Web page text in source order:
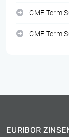
CME Term
CME Term
EURIBOR